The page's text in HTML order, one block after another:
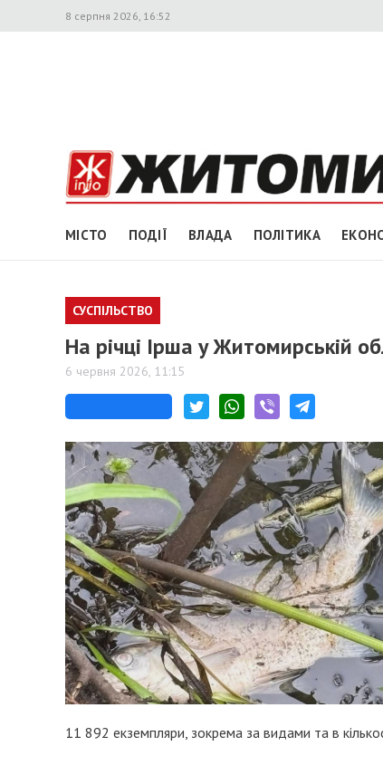
8 серпня 2026, 16:52
МІСТО ПОДІЇ ВЛАДА ПОЛІТИКА
СУСПІЛЬСТВО
На річці Ірша у Житомирській
6 червня 2026, 11:15
11 892 екземпляри, зокрема за видами та в